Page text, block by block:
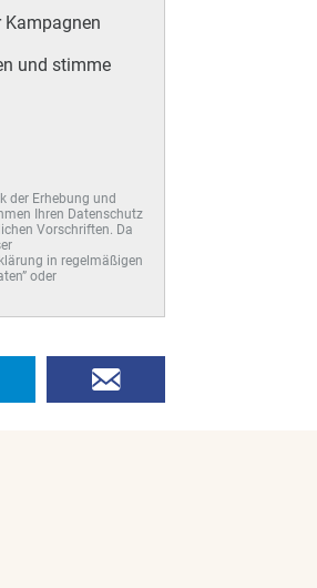
Kampagnen
und stimme
der Erhebung und
Ihren Datenschutz
Vorschriften. Da
in regelmäßigen
oder